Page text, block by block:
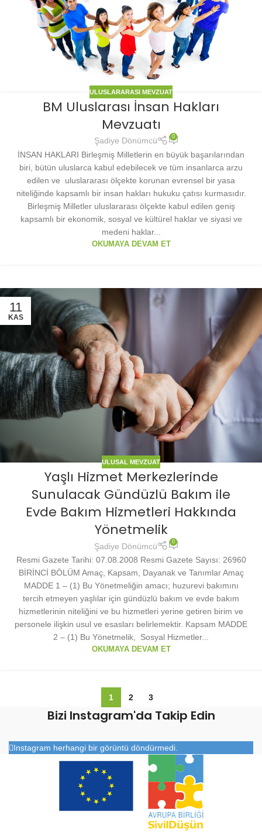
ULUSLARARASI MEVZUAT
BM Uluslarası İnsan Hakları
Mevzuatı
Şadiye Dönümcü 0
İNSAN HAKLARI Birleşmiş Milletlerin en büyük başarılarından
biri, bütün uluslarca kabul edebilecek ve tüm insanlarca arzu
edilen ve uluslararası ölçekte korunan evrensel bir yasa
niteliğinde kapsamlı bir insan hakları hukuku çatısı kurmasıdır.
Birleşmiş Milletler uluslararası ölçekte kabul edilen geniş
kapsamlı bir ekonomik, sosyal ve kültürel haklar ve siyasi ve
medeni haklar...
OKUMAYA DEVAM ET
11
KAS
ULUSAL MEVZUAT
Yaşlı Hizmet Merkezlerinde
Sunulacak Gündüzlü Bakım ile
Evde Bakım Hizmetleri Hakkında
Yönetmelik
Şadiye Dönümcü 0
Resmi Gazete Tarihi: 07.08.2008 Resmi Gazete Sayısı: 26960
BİRİNCİ BÖLÜM Amaç, Kapsam, Dayanak ve Tanımlar Amaç
MADDE 1 – (1) Bu Yönetmeliğin amacı; huzurevi bakımını
tercih etmeyen yaşlılar için gündüzlü bakım ve evde bakım
hizmetlerinin niteliğini ve bu hizmetleri yerine getiren birim ve
personele ilişkin usul ve esasları belirlemektir. Kapsam MADDE
2 – (1) Bu Yönetmelik, Sosyal Hizmetler...
OKUMAYA DEVAM ET
1 2 3
Bizi Instagram'da Takip Edin
Instagram herhangi bir görüntü döndürmedi.